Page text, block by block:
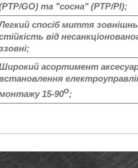
GO) та "сосна" (PTP/PI);
спосіб миття
від
асортимент
15-90о;